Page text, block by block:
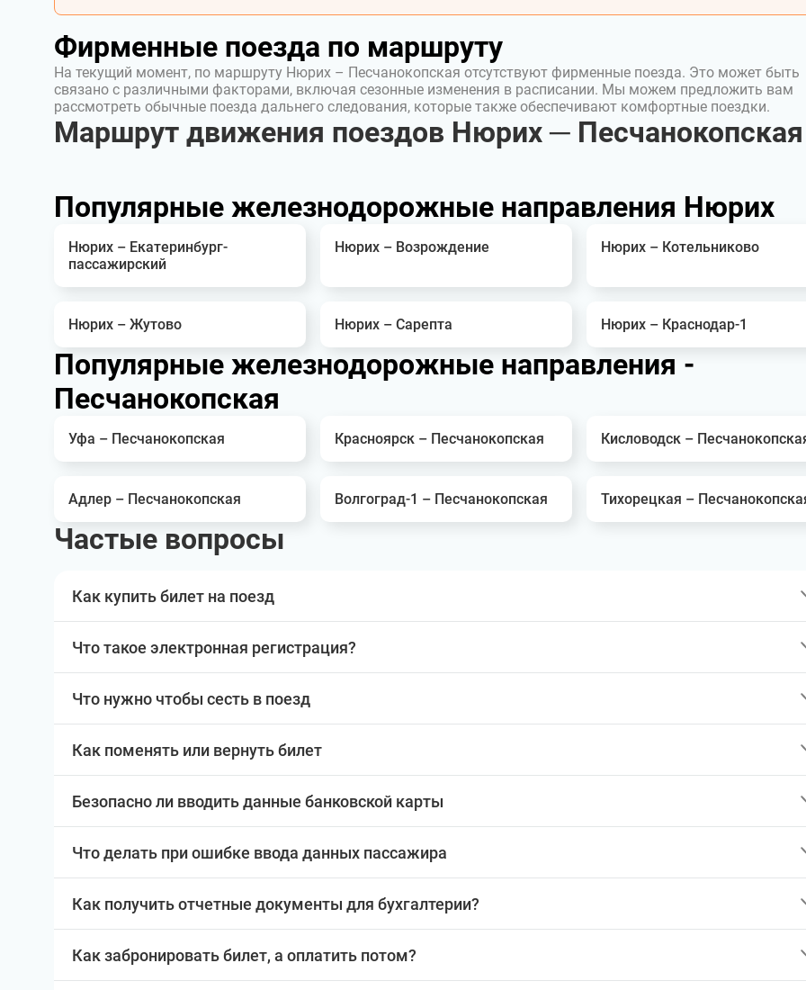
Фирменные поезда по маршруту
На текущий момент, по маршруту Нюрих – Песчанокопская отсутствуют фирменные поезда. Это может быть
связано с различными факторами, включая сезонные изменения в расписании. Мы можем предложить вам
рассмотреть обычные поезда дальнего следования, которые также обеспечивают комфортные поездки.
Маршрут движения поездов Нюрих ─ Песчанокопская
Популярные железнодорожные направления Нюрих
Нюрих – Екатеринбург-
пассажирский
Нюрих – Возрождение Нюрих – Котельниково
Нюрих – Жутово Нюрих – Сарепта Нюрих – Краснодар-1
Популярные железнодорожные направления -
Песчанокопская
Уфа – Песчанокопская Красноярск – Песчанокопская Кисловодск –
Адлер – Песчанокопская Волгоград-1 – Песчанокопская Тихорецкая –
Частые вопросы
Как купить билет на поезд
Что такое электронная регистрация?
Что нужно чтобы сесть в поезд
Как поменять или вернуть билет
Безопасно ли вводить данные банковской карты
Что делать при ошибке ввода данных пассажира
Как получить отчетные документы для бухгалтерии?
Как забронировать билет, а оплатить потом?